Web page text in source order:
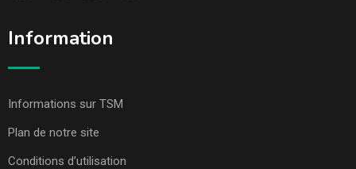
Information
Informations sur TSM
Plan de notre site
Conditions d’utilisation